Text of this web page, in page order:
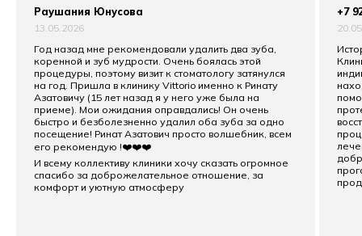
Раушания Юнусова
13.05.2026
Год назад мне рекомендовали удалить два зуба,
коренной и зуб мудрости. Очень боялась этой
процедуры, поэтому визит к стоматологу затянулся
на год. Пришла в клинику Vittorio именно к Ринату
Азатовичу (15 лет назад я у него уже была на
приеме). Мои ожидания оправдались! Он очень
быстро и безболезненно удалил оба зуба за одно
посещение! Ринат Азатович просто волшебник, всем
его рекомендую !❤️❤️❤️
И всему коллективу клиники хочу сказать огромное
спасибо за доброжелательное отношение, за
комфорт и уютную атмосферу
+7